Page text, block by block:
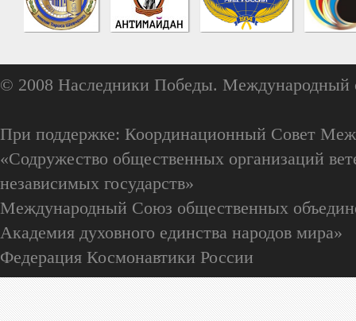
© 2008 Наследники Победы. Международный
При поддержке: Координационный Совет
«Содружество общественных организаций
независимых государств»
Международный Союз общественных
Академия духовного единства народов мира»
Федерация Космонавтики России